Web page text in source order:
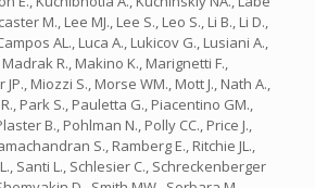
M., Lee MJ., Lee S., Leo S., Li B., Li D.,
AL., Luca A., Lukicov G., Lusiani A.,
Madrak R., Makino K., Marignetti F.,
Miozzi S., Morse WM., Mott J., Nath A.,
Park S., Pauletta G., Piacentino GM.,
B., Pohlman N., Polly CC., Price J.,
S., Ramberg E., Ritchie JL.,
Santi L., Schlesier C., Schreckenberger